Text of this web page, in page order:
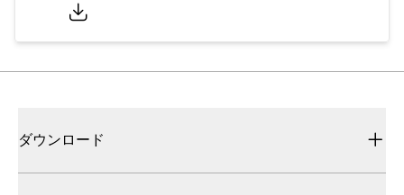
ダウンロード